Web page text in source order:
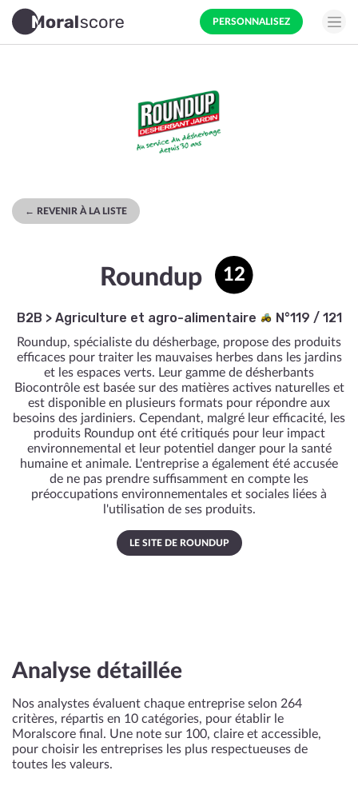
PERSONNALISEZ
← REVENIR À LA LISTE
Roundup 12
B2B > Agriculture et agro-alimentaire N°119 / 121
Roundup, spécialiste du désherbage, propose des produits
efficaces pour traiter les mauvaises herbes dans les jardins
et les espaces verts. Leur gamme de désherbants
Biocontrôle est basée sur des matières actives naturelles et
est disponible en plusieurs formats pour répondre aux
besoins des jardiniers. Cependant, malgré leur efficacité, les
produits Roundup ont été critiqués pour leur impact
environnemental et leur potentiel danger pour la santé
humaine et animale. L'entreprise a également été accusée
de ne pas prendre suffisamment en compte les
préoccupations environnementales et sociales liées à
l'utilisation de ses produits.
LE SITE DE ROUNDUP
Analyse détaillée
Nos analystes évaluent chaque entreprise selon 264
critères, répartis en 10 catégories, pour établir le
Moralscore final. Une note sur 100, claire et accessible,
pour choisir les entreprises les plus respectueuses de
toutes les valeurs.